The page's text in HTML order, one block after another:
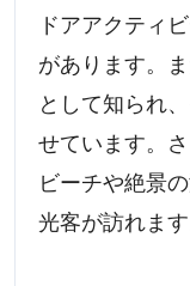
ドアアクティ
があります。
として知られ
せています。
ビーチや絶景
光客が訪れます